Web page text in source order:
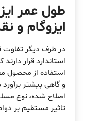
طول عمر
ایزوگام و
در طرف دیگر تفاوت
استاندارد قرار
و گاهی بیشتر
اصلاح شده، نوع
تاثیر مستقیم بر